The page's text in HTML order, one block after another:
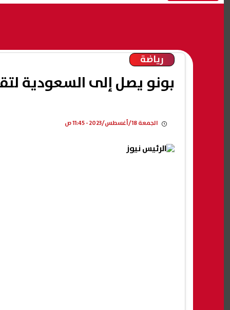
رياضة
بونو يصل إلى السعودية
الجمعة 18/أغسطس/2023 - 11:45 ص